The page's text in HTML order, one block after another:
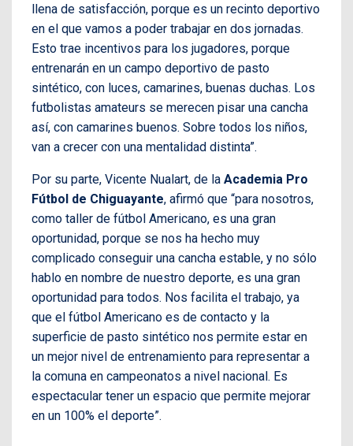
llena de satisfacción, porque es un recinto deportivo
en el que vamos a poder trabajar en dos jornadas.
Esto trae incentivos para los jugadores, porque
entrenarán en un campo deportivo de pasto
sintético, con luces, camarines, buenas duchas. Los
futbolistas amateurs se merecen pisar una cancha
así, con camarines buenos. Sobre todos los niños,
van a crecer con una mentalidad distinta”.
Por su parte, Vicente Nualart, de la Academia Pro
Fútbol de Chiguayante, afirmó que “para nosotros,
como taller de fútbol Americano, es una gran
oportunidad, porque se nos ha hecho muy
complicado conseguir una cancha estable, y no sólo
hablo en nombre de nuestro deporte, es una gran
oportunidad para todos. Nos facilita el trabajo, ya
que el fútbol Americano es de contacto y la
superficie de pasto sintético nos permite estar en
un mejor nivel de entrenamiento para representar a
la comuna en campeonatos a nivel nacional. Es
espectacular tener un espacio que permite mejorar
en un 100% el deporte”.